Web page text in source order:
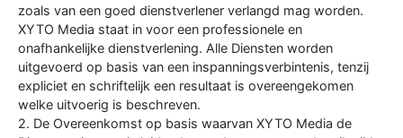
zoals van een goed dienstverlener verlangd mag worden.
XYTO Media staat in voor een professionele en
onafhankelijke dienstverlening. Alle Diensten worden
uitgevoerd op basis van een inspanningsverbintenis, tenzij
expliciet en schriftelijk een resultaat is overeengekomen
welke uitvoerig is beschreven.
2. De Overeenkomst op basis waarvan XYTO Media de